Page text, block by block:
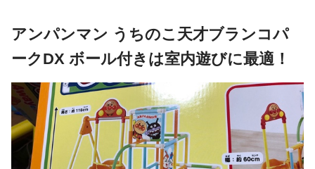
アンパンマン うちのこ天才ブランコパ
ークDX ボール付きは室内遊びに最適！